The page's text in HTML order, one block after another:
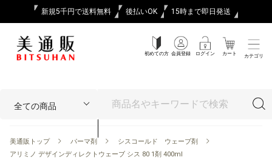
新規5千円で送料無料 後払いOK 15時まで即日発送
初めての方 会員登録 ログイン カート カテゴリ
美通販トップ パーマ剤
シスコールド ウェーブ剤
アリミノ デザインディレクトウェーブ シス 80 1剤 400ml